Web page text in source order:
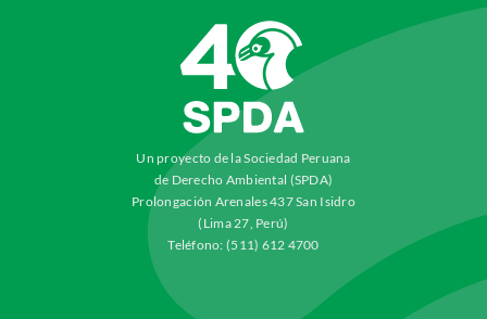
Un proyecto de la Sociedad Peruana
de Derecho Ambiental (SPDA)
Prolongación Arenales 437 San Isidro
(Lima 27, Perú)
Teléfono: (511) 612 4700